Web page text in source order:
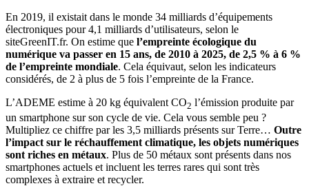
En 2019, il existait dans le monde 34 milliards d’équipements
électroniques pour 4,1 milliards d’utilisateurs, selon le
siteGreenIT.fr. On estime que l’empreinte écologique du
numérique va passer en 15 ans, de 2010 à 2025, de 2,5 % à 6 %
de l’empreinte mondiale. Cela équivaut, selon les indicateurs
considérés, de 2 à plus de 5 fois l’empreinte de la France.
L’ADEME estime à 20 kg équivalent CO2 l’émission produite par
un smartphone sur son cycle de vie. Cela vous semble peu ?
Multipliez ce chiffre par les 3,5 milliards présents sur Terre… Outre
l’impact sur le réchauffement climatique, les objets numériques
sont riches en métaux. Plus de 50 métaux sont présents dans nos
smartphones actuels et incluent les terres rares qui sont très
complexes à extraire et recycler.